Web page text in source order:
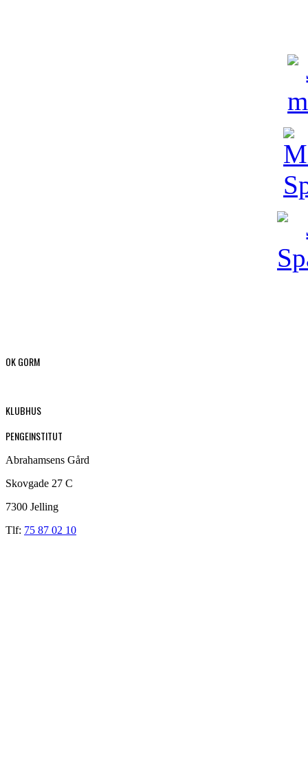
OK GORM
KLUBHUS
PENGEINSTITUT
Abrahamsens Gård
Skovgade 27 C
7300 Jelling
Tlf: 75 87 02 10